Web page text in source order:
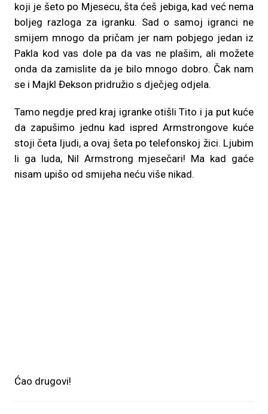
koji je šeto po Mjesecu, šta ćeš jebiga, kad već nema
boljeg razloga za igranku. Sad o samoj igranci ne
smijem mnogo da pričam jer nam pobjego jedan iz
Pakla kod vas dole pa da vas ne plašim, ali možete
onda da zamislite da je bilo mnogo dobro. Čak nam
se i Majkl Đekson pridružio s dječjeg odjela.
Tamo negdje pred kraj igranke otišli Tito i ja put kuće
da zapušimo jednu kad ispred Armstrongove kuće
stoji četa ljudi, a ovaj šeta po telefonskoj žici. Ljubim
li ga luda, Nil Armstrong mjesečari! Ma kad gaće
nisam upišo od smijeha neću više nikad.
Ćao drugovi!